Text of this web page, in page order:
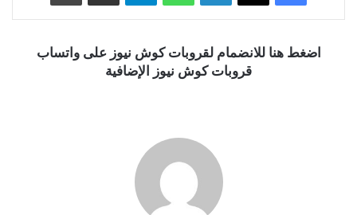
اضغط هنا للانضمام لقروبات كوش نيوز على واتساب
قروبات كوش نيوز الإضافية